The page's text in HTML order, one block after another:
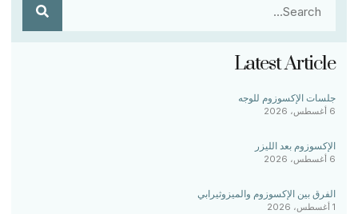
Latest Article
جلسات الإكسوزوم للوجه
6 أغسطس، 2026
الإكسوزوم بعد الليزر
6 أغسطس، 2026
الفرق بين الإكسوزوم والميزوثيرابي
1 أغسطس، 2026